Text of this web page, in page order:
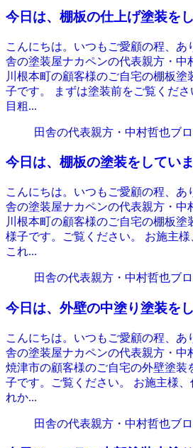
今日は、棚板の仕上げ塗装を
こんにちは。いつもご愛顧の程、あ
舎の塗装屋ナカペンの代表親方・中
川根本町の顧客様のご自宅の棚板塗
子です。 まずは塗装前をご覧くだ
目粗...
田舎の代表親方・中村哲也ブ
今日は、棚板の塗装をしてい
こんにちは。いつもご愛顧の程、あ
舎の塗装屋ナカペンの代表親方・中
川根本町の顧客様のご自宅の棚板塗
様子です。ご覧ください。 お施主
これ...
田舎の代表親方・中村哲也ブ
今日は、外壁の中塗り塗装を
こんにちは。いつもご愛顧の程、あ
舎の塗装屋ナカペンの代表親方・中
焼津市の顧客様のご自宅の外壁塗装
子です。ご覧ください。 お施主様
れか...
田舎の代表親方・中村哲也ブ